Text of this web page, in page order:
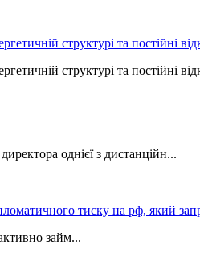
структурі та
структурі та постійні
однієї з дистанційн...
тиску на рф, який
займ...